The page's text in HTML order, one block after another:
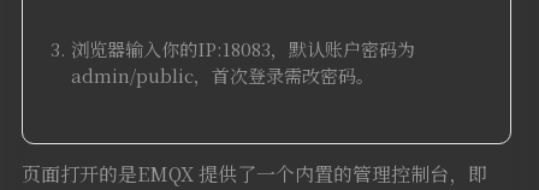
浏览器输入你的IP:18083，默认账户密码为
admin/public，首次登录需改密码。
页面打开的是EMQX 提供了一个内置的管理控制台，即